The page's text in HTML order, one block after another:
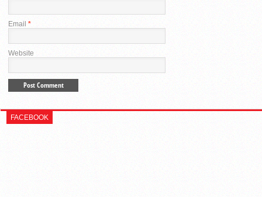
Email *
Website
FACEBOOK